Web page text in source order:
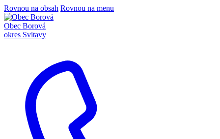
Rovnou na obsah Rovnou na menu
Obec Borová
okres Svitavy